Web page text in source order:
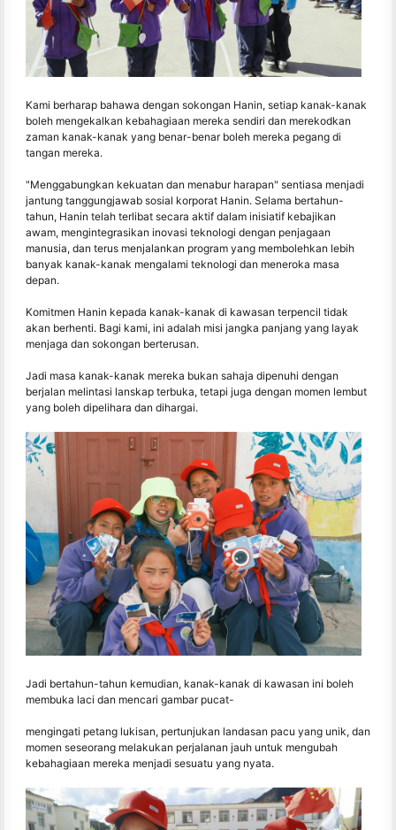
Kami berharap bahawa dengan sokongan Hanin, setiap kanak-kanak
boleh mengekalkan kebahagiaan mereka sendiri dan merekodkan
zaman kanak-kanak yang benar-benar boleh mereka pegang di
tangan mereka.
"Menggabungkan kekuatan dan menabur harapan" sentiasa menjadi
jantung tanggungjawab sosial korporat Hanin. Selama bertahun-
tahun, Hanin telah terlibat secara aktif dalam inisiatif kebajikan
awam, mengintegrasikan inovasi teknologi dengan penjagaan
manusia, dan terus menjalankan program yang membolehkan lebih
banyak kanak-kanak mengalami teknologi dan meneroka masa
depan.
Komitmen Hanin kepada kanak-kanak di kawasan terpencil tidak
akan berhenti. Bagi kami, ini adalah misi jangka panjang yang layak
menjaga dan sokongan berterusan.
Jadi masa kanak-kanak mereka bukan sahaja dipenuhi dengan
berjalan melintasi lanskap terbuka, tetapi juga dengan momen lembut
yang boleh dipelihara dan dihargai.
Jadi bertahun-tahun kemudian, kanak-kanak di kawasan ini boleh
membuka laci dan mencari gambar pucat-
mengingati petang lukisan, pertunjukan landasan pacu yang unik, dan
momen seseorang melakukan perjalanan jauh untuk mengubah
kebahagiaan mereka menjadi sesuatu yang nyata.